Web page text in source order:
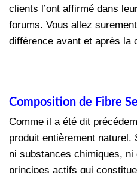
clients l’ont affirmé dans
forums. Vous allez
différence avant et après la
Composition de Fibre
Comme il a été dit
produit entièrement naturel.
ni substances chimiques,
principes actifs qui